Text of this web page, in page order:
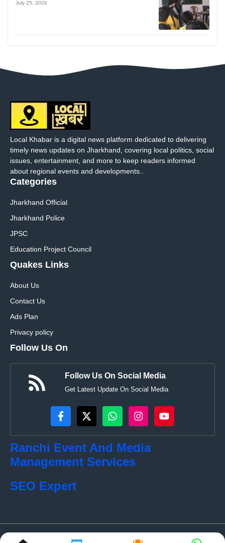
July 25, 2026
Local Khabar is a digital news platform dedicated to delivering
timely news updates on Jharkhand, covering local politics, social
issues, entertainment, and more to keep readers informed
about regional events and developments..
Categories
Jharkhand Official
Jharkhand Police
JPSC
Education Project Council
Quakes Links
About Us
Contact Us
Ads Plan
Privacy policy
Follow Us On
Follow Us On Social Media
Get Latest Update On Social Media
Ranchi Event And Media
Management Services
SEO Expert
© localkhabar.com • All rights reserved